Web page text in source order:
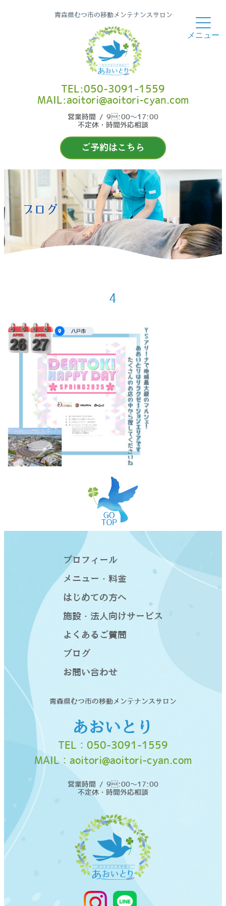
青森県むつ市の移動メンテナンスサロン
ご予約はこちら
TEL:050-3091-1559
MAIL:aoitori@aoitori-cyan.com
営業時間 / 9:00〜17:00
不定休・時間外応相談
ブログ
4
青森県むつ市の移動メンテナンスサロン
あおいとり
TEL： 050-3091-1559
MAIL： aoitori@aoitori-cyan.com
営業時間 / 9:00〜17:00
不定休・時間外応相談
プロフィール
メニュー・料金
はじめての方へ
施設・法人向けサービス
よくあるご質問
ブログ
お問い合わせ